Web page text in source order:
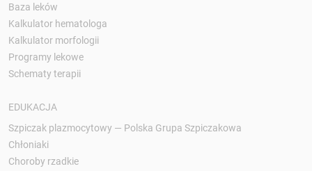
Baza leków
Kalkulator hematologa
Kalkulator morfologii
Programy lekowe
Schematy terapii
EDUKACJA
Szpiczak plazmocytowy — Polska Grupa Szpiczakowa
Chłoniaki
Choroby rzadkie